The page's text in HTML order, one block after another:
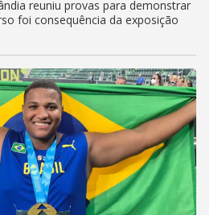
reuniu provas para demonstrar
foi consequência da exposição